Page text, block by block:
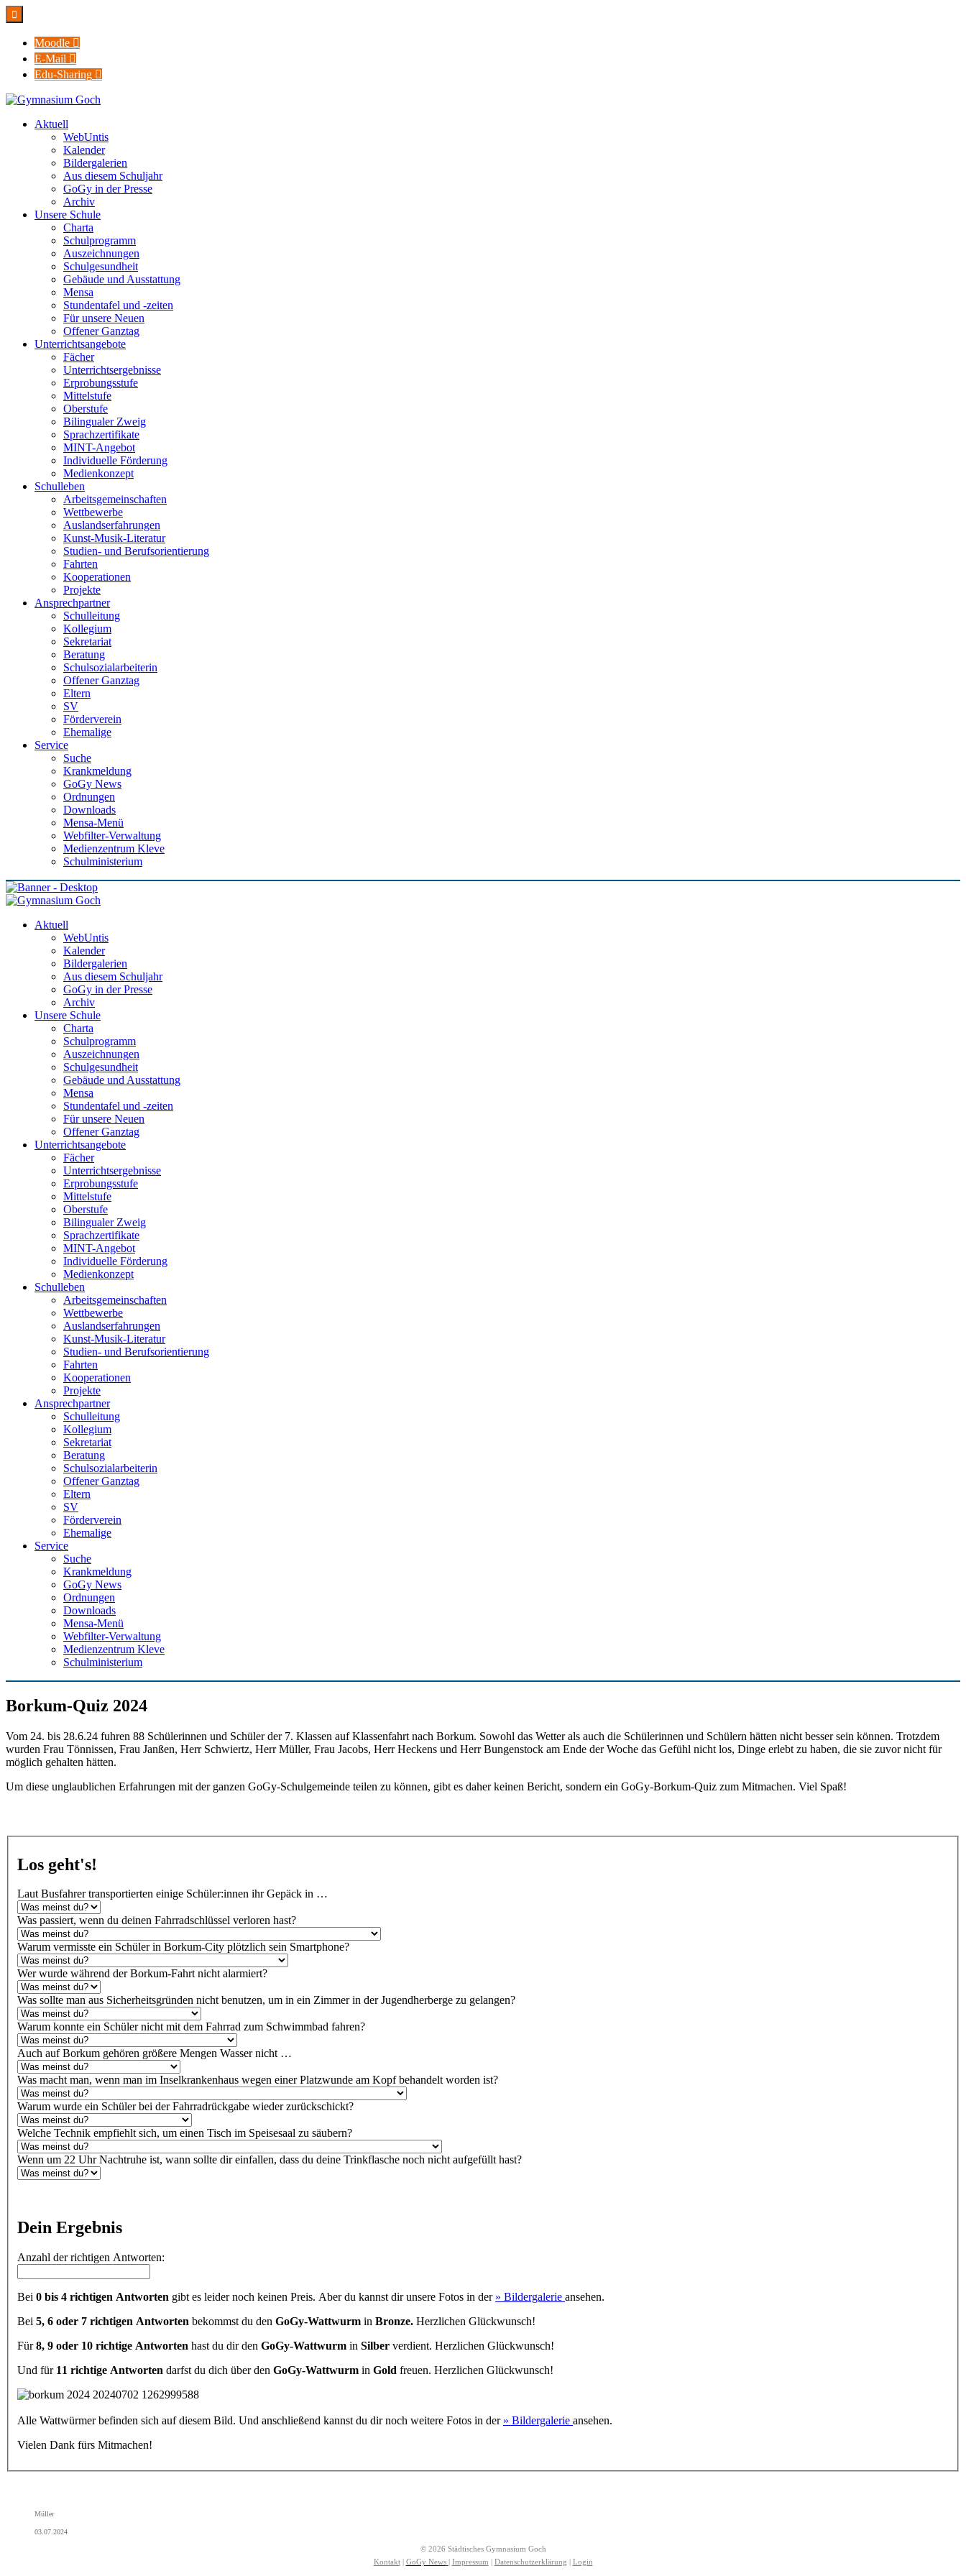

Moodle 
E-Mail 
Edu-Sharing 
Aktuell
WebUntis
Kalender
Bildergalerien
Aus diesem Schuljahr
GoGy in der Presse
Archiv
Unsere Schule
Charta
Schulprogramm
Auszeichnungen
Schulgesundheit
Gebäude und Ausstattung
Mensa
Stundentafel und -zeiten
Für unsere Neuen
Offener Ganztag
Unterrichtsangebote
Fächer
Unterrichtsergebnisse
Erprobungsstufe
Mittelstufe
Oberstufe
Bilingualer Zweig
Sprachzertifikate
MINT-Angebot
Individuelle Förderung
Medienkonzept
Schulleben
Arbeitsgemeinschaften
Wettbewerbe
Auslandserfahrungen
Kunst-Musik-Literatur
Studien- und Berufsorientierung
Fahrten
Kooperationen
Projekte
Ansprechpartner
Schulleitung
Kollegium
Sekretariat
Beratung
Schulsozialarbeiterin
Offener Ganztag
Eltern
SV
Förderverein
Ehemalige
Service
Suche
Krankmeldung
GoGy News
Ordnungen
Downloads
Mensa-Menü
Webfilter-Verwaltung
Medienzentrum Kleve
Schulministerium
Aktuell
WebUntis
Kalender
Bildergalerien
Aus diesem Schuljahr
GoGy in der Presse
Archiv
Unsere Schule
Charta
Schulprogramm
Auszeichnungen
Schulgesundheit
Gebäude und Ausstattung
Mensa
Stundentafel und -zeiten
Für unsere Neuen
Offener Ganztag
Unterrichtsangebote
Fächer
Unterrichtsergebnisse
Erprobungsstufe
Mittelstufe
Oberstufe
Bilingualer Zweig
Sprachzertifikate
MINT-Angebot
Individuelle Förderung
Medienkonzept
Schulleben
Arbeitsgemeinschaften
Wettbewerbe
Auslandserfahrungen
Kunst-Musik-Literatur
Studien- und Berufsorientierung
Fahrten
Kooperationen
Projekte
Ansprechpartner
Schulleitung
Kollegium
Sekretariat
Beratung
Schulsozialarbeiterin
Offener Ganztag
Eltern
SV
Förderverein
Ehemalige
Service
Suche
Krankmeldung
GoGy News
Ordnungen
Downloads
Mensa-Menü
Webfilter-Verwaltung
Medienzentrum Kleve
Schulministerium
Borkum-Quiz 2024
Vom 24. bis 28.6.24 fuhren 88 Schülerinnen und Schüler der 7. Klassen auf Klassenfahrt nach Borkum. Sowohl das Wetter als auch die Schülerinnen und Schülern hätten nicht besser sein können. Trotzdem
wurden Frau Tönnissen, Frau Janßen, Herr Schwiertz, Herr Müller, Frau Jacobs, Herr Heckens und Herr Bungenstock am Ende der Woche das Gefühl nicht los, Dinge erlebt zu haben, die sie zuvor nicht für
möglich gehalten hätten.
Um diese unglaublichen Erfahrungen mit der ganzen GoGy-Schulgemeinde teilen zu können, gibt es daher keinen Bericht, sondern ein GoGy-Borkum-Quiz zum Mitmachen. Viel Spaß!
Los geht's!
Laut Busfahrer transportierten einige Schüler:innen ihr Gepäck in …
Was passiert, wenn du deinen Fahrradschlüssel verloren hast?
Warum vermisste ein Schüler in Borkum-City plötzlich sein Smartphone?
Wer wurde während der Borkum-Fahrt nicht alarmiert?
Was sollte man aus Sicherheitsgründen nicht benutzen, um in ein Zimmer in der Jugendherberge zu gelangen?
Warum konnte ein Schüler nicht mit dem Fahrrad zum Schwimmbad fahren?
Auch auf Borkum gehören größere Mengen Wasser nicht …
Was macht man, wenn man im Inselkrankenhaus wegen einer Platzwunde am Kopf behandelt worden ist?
Warum wurde ein Schüler bei der Fahrradrückgabe wieder zurückschickt?
Welche Technik empfiehlt sich, um einen Tisch im Speisesaal zu säubern?
Wenn um 22 Uhr Nachtruhe ist, wann sollte dir einfallen, dass du deine Trinkflasche noch nicht aufgefüllt hast?
Dein Ergebnis
Anzahl der richtigen Antworten:
Bei 0 bis 4 richtigen Antworten gibt es leider noch keinen Preis. Aber du kannst dir unsere Fotos in der » Bildergalerie ansehen.
Bei 5, 6 oder 7 richtigen Antworten bekommst du den GoGy-Wattwurm in Bronze. Herzlichen Glückwunsch!
Für8, 9 oder 10 richtige Antworten hast du dir den GoGy-Wattwurm in Silber verdient. Herzlichen Glückwunsch!
Und für 11 richtige Antworten darfst du dich über den GoGy-Wattwurm in Gold freuen. Herzlichen Glückwunsch!
Alle Wattwürmer befinden sich auf diesem Bild. Und anschließend kannst du dir noch weitere Fotos in der » Bildergalerie ansehen.
Vielen Dank fürs Mitmachen!
Müller
03.07.2024
© 2026 Städtisches Gymnasium Goch
Kontakt| GoGy News Impressum Datenschutzerklärung Login